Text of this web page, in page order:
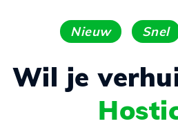
Nieuw Snel
Wil je